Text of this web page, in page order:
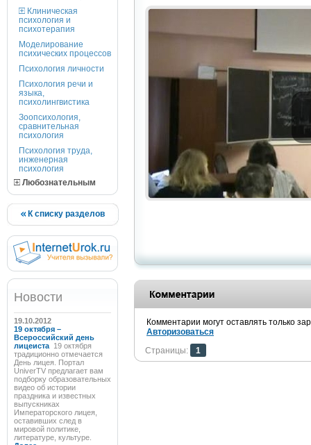
Клиническая
психология и
психотерапия
Моделирование
психических процессов
Психология личности
Психология речи и
языка,
психолингвистика
Зоопсихология,
сравнительная
психология
Психология труда,
инженерная
психология
Любознательным
К списку разделов
Новости
19.10.2012
19 октября –
Всероссийский день
лицеиста 19 октября
традиционно отмечается
День лицея. Портал
UniverTV предлагает вам
подборку образовательных
видео об истории
праздника и известных
выпускниках
Императорского лицея,
оставивших след в
мировой политике,
литературе, культуре.
Комментарии могут оставлять только
Авторизоваться
Страницы:
1